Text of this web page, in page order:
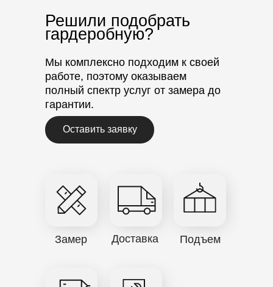
Замер Доставка Подъем
Решили подобрать
гардеробную?
Мы комплексно подходим к своей
работе, поэтому оказываем
полный спектр услуг от замера до
гарантии.
Оставить заявку